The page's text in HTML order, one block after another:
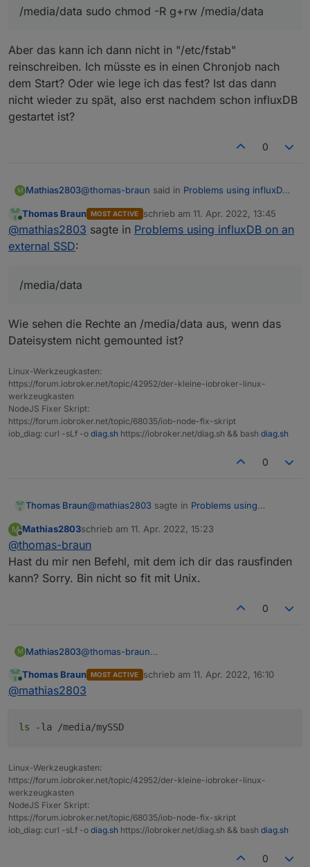
sudo chown -R UserNameOfSudo:users /
/media/data sudo chmod -R g+rw /media/data
Aber das kann ich dann nicht in "/etc/fstab"
reinschreiben. Ich müsste es in einen Chronjob nach
dem Start? Oder wie lege ich das fest? Ist das dann
nicht wieder zu spät, also erst nachdem schon influxDB
gestartet ist?
0
M Mathias2803@thomas-braun said in Problems using influxDB
sudo chown -R UserNameOfSudo:users
das dann nicht wieder zu spät, also erst nachdem
Online
Thomas Braun MOST ACTIVE schrieb am 11. Apr. 2022, 13:45
zuletzt editiert von
@mathias2803 sagte in Problems using influxDB on an
external SSD:
/media/data
Wie sehen die Rechte an /media/data aus, wenn das
Dateisystem nicht gemounted ist?
Linux-Werkzeugkasten:
https://forum.iobroker.net/topic/42952/der-kleine-iobroker-linux-
werkzeugkasten
NodeJS Fixer Skript:
https://forum.iobroker.net/topic/68035/iob-node-fix-skript
iob_diag: curl -sLf -o diag.sh https://iobroker.net/diag.sh && bash diag.sh
0
Thomas Braun@mathias2803 sagte in Problems using
Wie sehen die Rechte an /media/data aus,
M
Offline
Mathias2803schrieb am 11. Apr. 2022, 15:23
zuletzt editiert von
@thomas-braun
Hast du mir nen Befehl, mit dem ich dir das rausfinden
kann? Sorry. Bin nicht so fit mit Unix.
0
M Mathias2803@thomas-braun
rausfinden kann? Sorry. Bin nicht so fit mit Unix.
Online
Thomas Braun MOST ACTIVE schrieb am 11. Apr. 2022, 16:10
zuletzt editiert von
@mathias2803
ls -la /media/mySSD
Linux-Werkzeugkasten:
https://forum.iobroker.net/topic/42952/der-kleine-iobroker-linux-
werkzeugkasten
NodeJS Fixer Skript:
https://forum.iobroker.net/topic/68035/iob-node-fix-skript
iob_diag: curl -sLf -o diag.sh https://iobroker.net/diag.sh && bash diag.sh
0